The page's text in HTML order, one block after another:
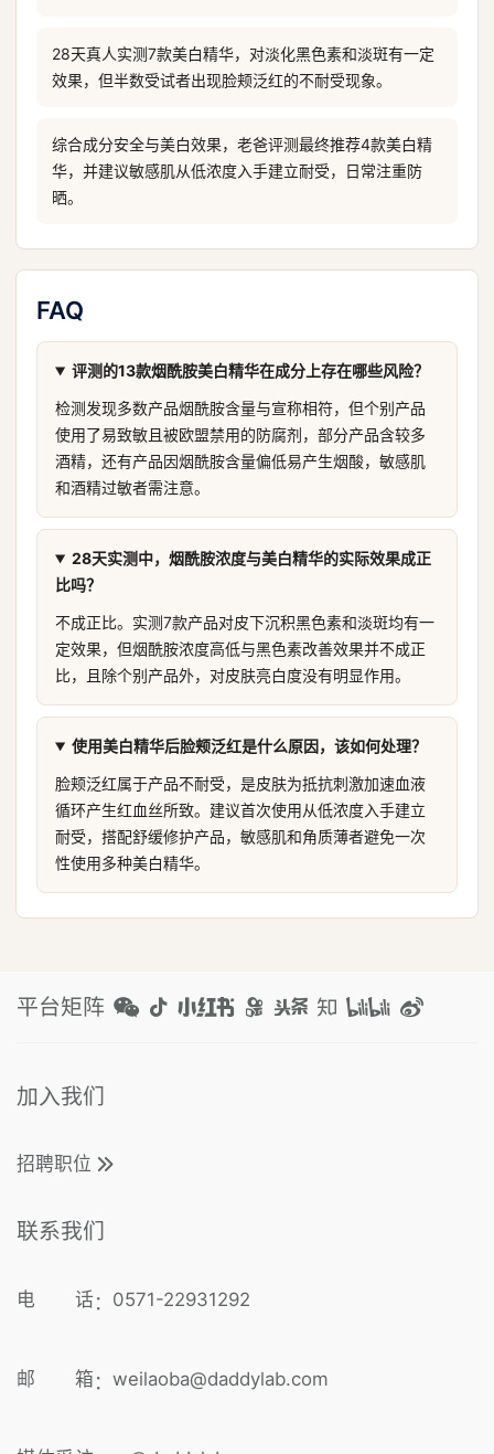
28天真人实测7款美白精华，对淡化黑色素和淡斑有一定
效果，但半数受试者出现脸颊泛红的不耐受现象。
综合成分安全与美白效果，老爸评测最终推荐4款美白精
华，并建议敏感肌从低浓度入手建立耐受，日常注重防
晒。
FAQ
评测的13款烟酰胺美白精华在成分上存在哪些风险？
检测发现多数产品烟酰胺含量与宣称相符，但个别产品
使用了易致敏且被欧盟禁用的防腐剂，部分产品含较多
酒精，还有产品因烟酰胺含量偏低易产生烟酸，敏感肌
和酒精过敏者需注意。
28天实测中，烟酰胺浓度与美白精华的实际效果成正
比吗？
不成正比。实测7款产品对皮下沉积黑色素和淡斑均有一
定效果，但烟酰胺浓度高低与黑色素改善效果并不成正
比，且除个别产品外，对皮肤亮白度没有明显作用。
使用美白精华后脸颊泛红是什么原因，该如何处理？
脸颊泛红属于产品不耐受，是皮肤为抵抗刺激加速血液
循环产生红血丝所致。建议首次使用从低浓度入手建立
耐受，搭配舒缓修护产品，敏感肌和角质薄者避免一次
性使用多种美白精华。
平台矩阵
加入我们
招聘职位
联系我们
电 话 ： 0571-22931292
邮 箱 ： weilaoba@daddylab.com